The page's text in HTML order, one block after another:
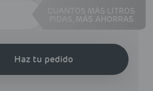
CUANTOS MÁS LITROS
MÁS AHORRAS
Haz tu pedido